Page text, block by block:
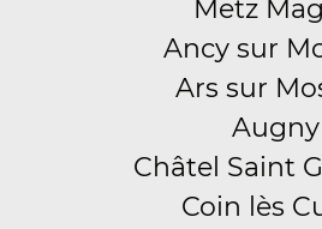
Metz
Ancy sur
Ars sur
Augny
Châtel Saint
Coin lès